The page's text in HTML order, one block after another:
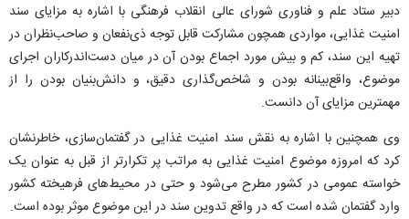
دبیر ستاد علم و فناوری شورای عالی انقلاب فرهنگی با اشاره به مزایای سند
امنیت غذایی، مواردی همچون مشارکت قابل توجه ذی‌نفعان و صاحب‌نظران در
تهیه این سند، کم و بیش مورد اجماع بودن آن در میان دست‌اندرکاران اجرای
موضوع، واقع‌بینانه بودن و شاخص‌گذاری دقیق، و دانش‌بنیان بودن را از
مهمترین مزایای آن دانست.
وی همچنین با اشاره به نقش سند امنیت غذایی در گفتمان‌سازی، خاطرنشان
کرد که امروزه موضوع امنیت غذایی به مراتب پر تکرارتر از قبل به عنوان یک
خواسته عمومی در کشور مطرح می‌شود و حتی در محیط‌های فرهیخته کشور
وارد گفتمان شده است که در واقع تدوین سند در این موضوع موثر بوده است.